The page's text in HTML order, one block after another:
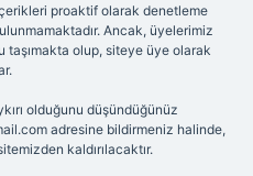
proaktif olarak denetleme
Ancak, üyelerimiz
taşımakta olup, siteye üye olarak
olduğunu düşündüğünüz
adresine bildirmeniz halinde,
kaldırılacaktır.